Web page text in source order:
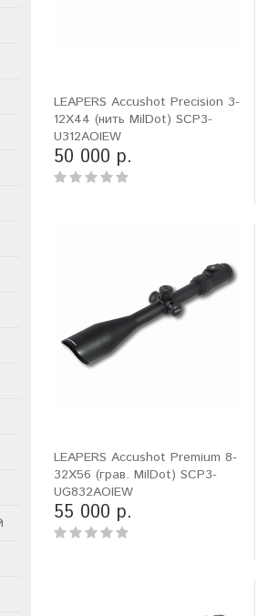
LEAPERS Accushot Precision 3-
12X44 (нить MilDot) SCP3-
U312AOIEW
50 000 р.
LEAPERS Accushot Premium 8-
32X56 (грав. MilDot) SCP3-
UG832AOIEW
55 000 р.